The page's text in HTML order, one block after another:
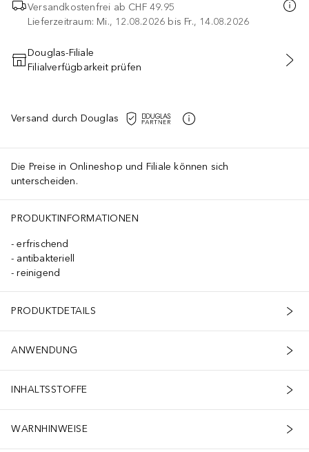
Versandkostenfrei ab CHF 49.95
Lieferzeitraum: Mi., 12.08.2026 bis Fr., 14.08.2026
IN DEN WARENKORB
Douglas-Filiale
Filialverfügbarkeit prüfen
Versand durch Douglas
Die Preise in Onlineshop und Filiale können sich
unterscheiden.
PRODUKTINFORMATIONEN
erfrischend
antibakteriell
reinigend
PRODUKTDETAILS
ANWENDUNG
INHALTSSTOFFE
WARNHINWEISE